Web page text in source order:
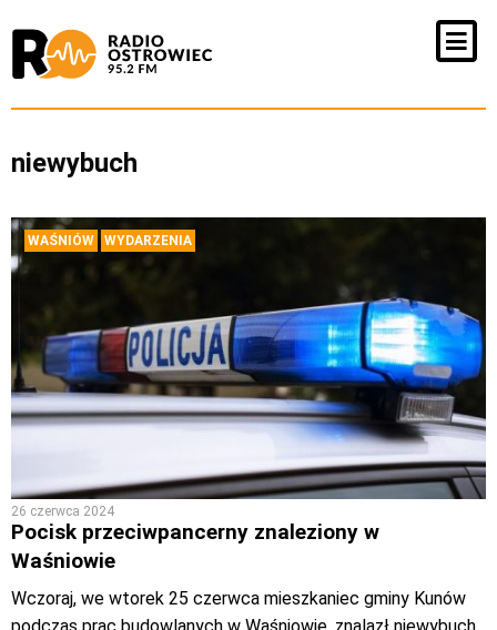
niewybuch
WAŚNIÓW WYDARZENIA
26 czerwca 2024
Pocisk przeciwpancerny znaleziony w
Waśniowie
Wczoraj, we wtorek 25 czerwca mieszkaniec gminy Kunów